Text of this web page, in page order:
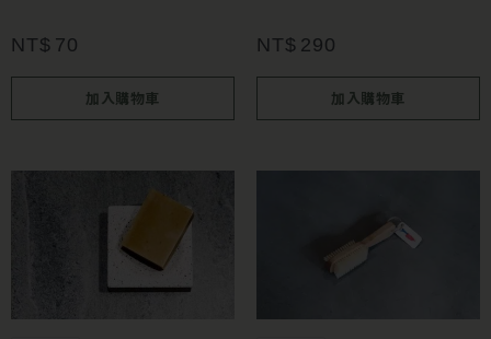
NT$ 70
加入購物車
NT$ 290
加入購物車